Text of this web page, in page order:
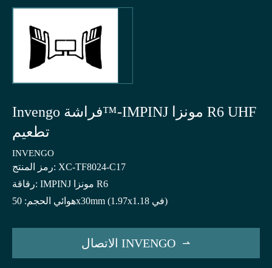
Invengo فراشة™-IMPINJ مونزا R6 UHF
تطعيم
INVENGO
رمز المنتج: XC-TF8024-C17
رقاقة: IMPINJ مونزا R6
هوائي الحجم: 50x30mm (1.97x1.18 في)
الاتصال INVENGO 